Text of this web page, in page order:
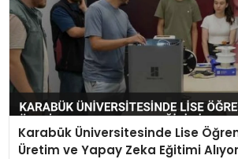
Karabük Üniversitesinde Lise
Üretim ve Yapay Zeka Eğitimi Alıyor